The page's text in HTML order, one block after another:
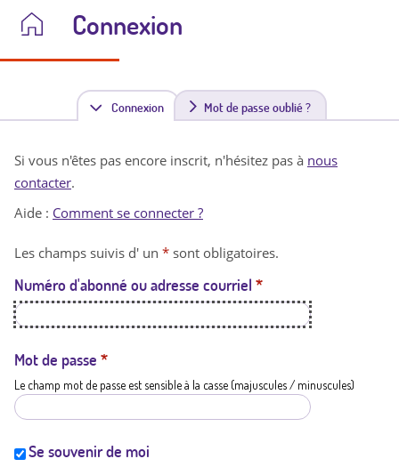
Connexion
Connexion(
n
t
a
t
i
Mot de passe oublié ?
Si vous n'êtes pas encore inscrit, n'hésitez pas à nous
contacter.
Aide : Comment se connecter ?
Les champs suivis d' un * sont obligatoires.
Numéro d'abonné ou adresse courriel *
Mot de passe *
Le champ mot de passe est sensible à la casse (majuscules / minuscules)
Se souvenir de moi